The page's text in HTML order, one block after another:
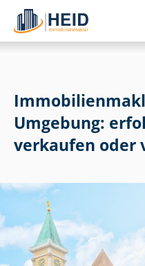
Umgebung:
verkaufen oder